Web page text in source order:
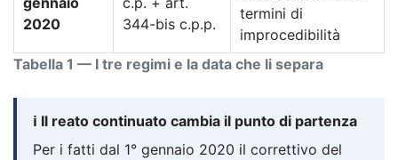
Tabella 1 — I tre regimi e la data che li separa
2020
344-bis c.p.p.
termini di
improcedibilità
ℹ️ Il reato continuato cambia il punto di partenza
Per i fatti dal 1° gennaio 2020 il correttivo del